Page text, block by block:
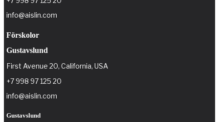
info@aislin.com
Förskolor
Gustavslund
First Avenue 20, California, USA
+7 998 97 125 20
info@aislin.com
Gustavslund